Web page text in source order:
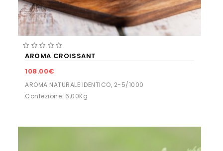
AROMA CROISSANT
108.00€
AROMA NATURALE IDENTICO, 2-5/1000
Confezione: 6,00Kg